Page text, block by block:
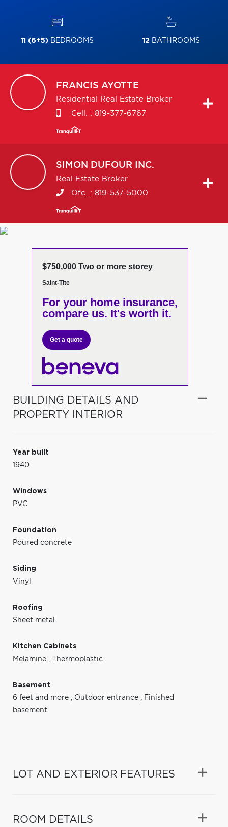
11 (6+5) BEDROOMS 12BATHROOMS
FRANCIS AYOTTE
Residential Real Estate Broker
Cell. : 819-377-6767
SIMON DUFOUR INC.
Real Estate Broker
Ofc. : 819-537-5000
$750,000 Two or more storey
Saint-Tite
For your home insurance,
compare us. It's worth it.
Get a quote
BUILDING DETAILS AND
PROPERTY INTERIOR
Year built
1940
Windows
PVC
Foundation
Poured concrete
Siding
Vinyl
Roofing
Sheet metal
Kitchen Cabinets
Melamine , Thermoplastic
Basement
6 feet and more , Outdoor entrance , Finished
basement
LOT AND EXTERIOR FEATURES
ROOM DETAILS